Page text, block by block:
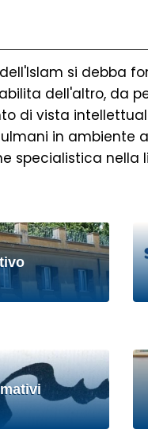
si debba
dell'altro, da
di vista
in ambiente
specialistica nella